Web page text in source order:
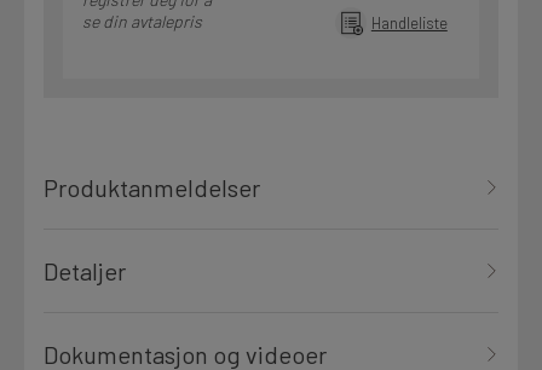
se din avtalepris
Handleliste
Produktanmeldelser
Detaljer
Dokumentasjon og videoer